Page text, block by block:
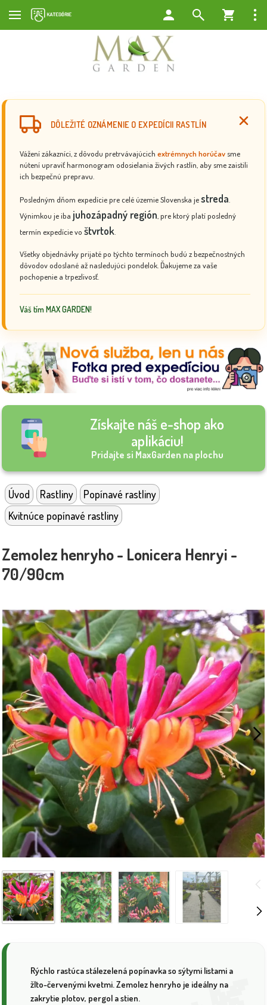
DÔLEŽITÉ OZNÁMENIE O EXPEDÍCII RASTLÍN
Vážení zákazníci, z dôvodu pretrvávajúcich extrémnych horúčav sme
nútení upraviť harmonogram odosielania živých rastlín, aby sme zaistili
ich bezpečnú prepravu.
Posledným dňom expedície pre celé územie Slovenska jestreda
Výnimkou je iba juhozápadný región , pre ktorý platí posledný
termín expedície vo štvrtok
Všetky objednávky prijaté po týchto termínoch budú z bezpečnostných
dôvodov odoslané až nasledujúci pondelok. Ďakujeme za vaše
pochopenie a trpezlivosť.
Váš tím MAX GARDEN!
Získajte náš e-shop ako
aplikáciu!
Pridajte si MaxGarden na plochu
Úvod Rastliny
Popínavé rastliny
Kvitnúce popínavé rastliny
Zemolez henryho - Lonicera Henryi -
70/90cm
Rýchlo rastúca stálezelená popínavka so sýtymi listami a
žlto-červenými kvetmi. Zemolez henryho je ideálny na
zakrytie plotov, pergol a stien.